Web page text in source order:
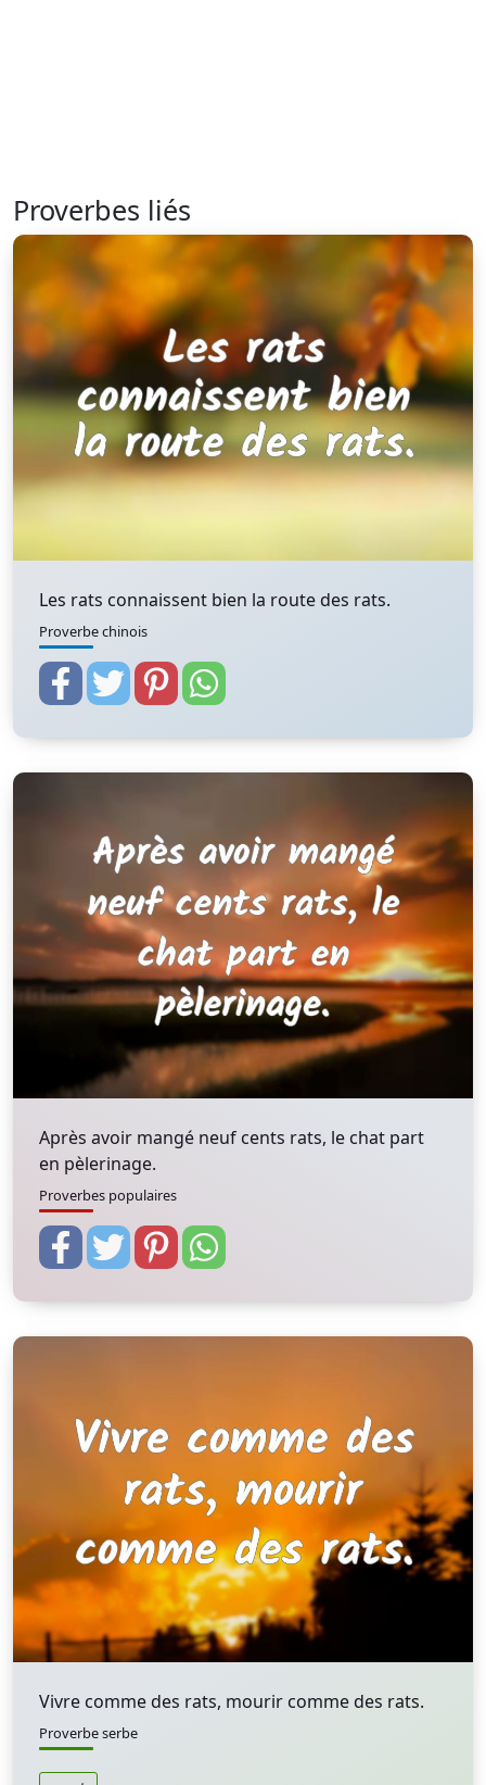
Proverbes liés
Les rats connaissent bien la route des rats.
Proverbe chinois
Après avoir mangé neuf cents rats, le chat part
en pèlerinage.
Proverbes populaires
Vivre comme des rats, mourir comme des rats.
Proverbe serbe